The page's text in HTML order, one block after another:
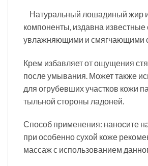
Натуральный лошадиный жир
компоненты, издавна известные
увлажняющими и смягчающими
Крем избавляет от ощущения
после умывания. Может также
для огрубевших участков кожи
тыльной стороны ладоней.
Способ применения: наносите
при особенно сухой коже
массаж с использованием